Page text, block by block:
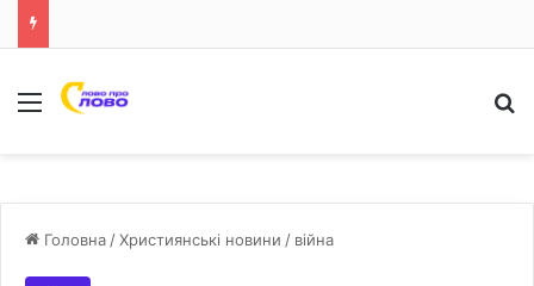
Меню
Головна /Християнські новини / війна